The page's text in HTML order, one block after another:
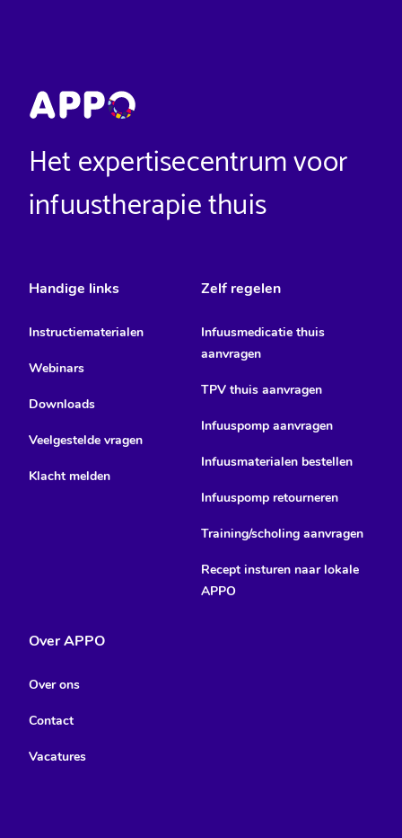
Het expertisecentrum voor
infuustherapie thuis
Handige links
Instructiematerialen
Webinars
Downloads
Veelgestelde vragen
Klacht melden
Zelf regelen
Infuusmedicatie thuis
aanvragen
TPV thuis aanvragen
Infuuspomp aanvragen
Infuusmaterialen bestellen
Infuuspomp retourneren
Training/scholing aanvragen
Recept insturen naar lokale
APPO
Over APPO
Over ons
Contact
Vacatures